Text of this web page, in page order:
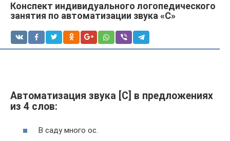
Конспект индивидуального логопедического
занятия по автоматизации звука «С»
Автоматизация звука [С] в предложениях
из 4 слов:
В саду много ос.